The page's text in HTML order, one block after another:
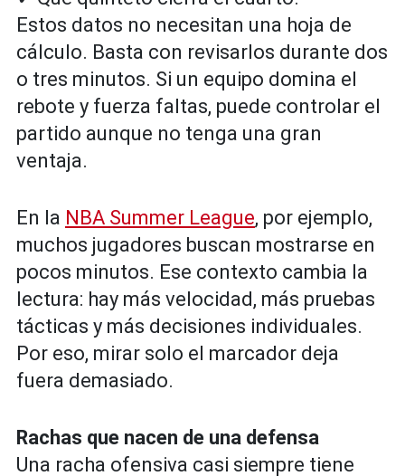
Estos datos no necesitan una hoja de
cálculo. Basta con revisarlos durante dos
o tres minutos. Si un equipo domina el
rebote y fuerza faltas, puede controlar el
partido aunque no tenga una gran
ventaja.
En la NBA Summer League, por ejemplo,
muchos jugadores buscan mostrarse en
pocos minutos. Ese contexto cambia la
lectura: hay más velocidad, más pruebas
tácticas y más decisiones individuales.
Por eso, mirar solo el marcador deja
fuera demasiado.
Rachas que nacen de una defensa
Una racha ofensiva casi siempre tiene